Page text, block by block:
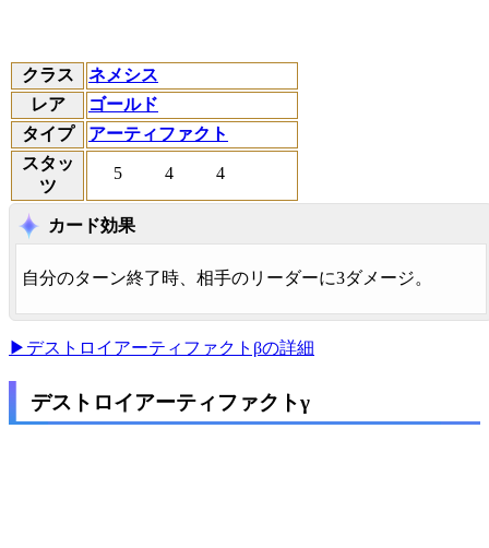
クラス
ネメシス
レア
ゴールド
タイプ
アーティファクト
スタッ
ツ
5 4 4
カード効果
自分のターン終了時、相手のリーダーに3ダメージ。
▶デストロイアーティファクトβの詳細
デストロイアーティファクトγ